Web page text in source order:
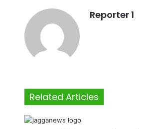
Reporter 1
Related Articles